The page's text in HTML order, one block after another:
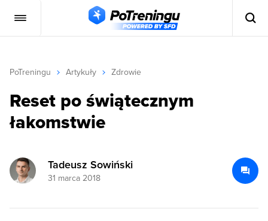
PoTreningu Artykuły Zdrowie
Reset po świątecznym
łakomstwie
Tadeusz Sowiński
31 marca 2018